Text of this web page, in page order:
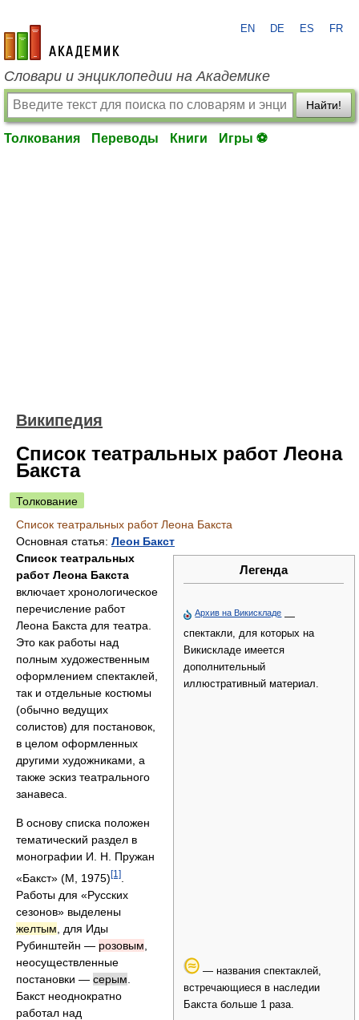
academic.ru
EN DE ES FR
Словари и энциклопедии на Академике
Найти!
Толкования Переводы Книги Игры ⚽
Википедия
Список театральных работ Леона
Бакста
Толкование
Список театральных работ Леона Бакста
Основная статья: Леон Бакст
Легенда
Архив на Викискладе—
спектакли, для которых на
Викискладе имеется
дополнительный
иллюстративный материал.
— названия спектаклей,
встречающиеся в наследии
Бакста больше 1 раза.
Список театральных
работ Леона Бакста
включает хронологическое
перечисление работ
Леона Бакста для театра.
Это как работы над
полным художественным
оформлением спектаклей,
так и отдельные костюмы
(обычно ведущих
солистов) для постановок,
в целом оформленных
другими художниками, а
также эскиз театрального
занавеса.
В основу списка положен
тематический раздел в
монографии И. Н. Пружан
«Бакст» (М, 1975)[1]
Работы для «Русских
сезонов» выделены
желтым , для Иды
Рубинштейн — розовым
неосуществленные
постановки — серым
Бакст неоднократно
работал над